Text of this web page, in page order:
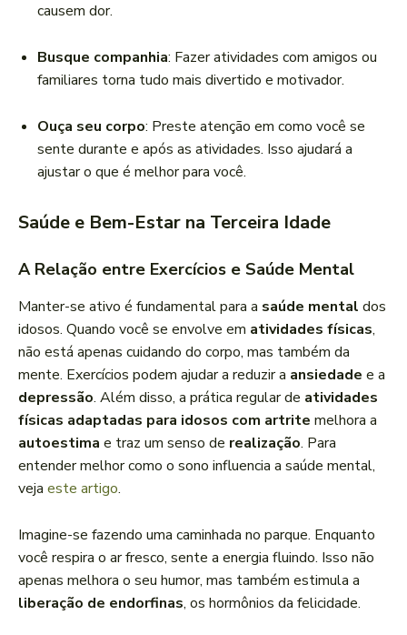
causem dor.
Busque companhia: Fazer atividades com amigos ou
familiares torna tudo mais divertido e motivador.
Ouça seu corpo: Preste atenção em como você se
sente durante e após as atividades. Isso ajudará a
ajustar o que é melhor para você.
Saúde e Bem-Estar na Terceira Idade
A Relação entre Exercícios e Saúde Mental
Manter-se ativo é fundamental para a saúde mental dos
idosos. Quando você se envolve em atividades físicas,
não está apenas cuidando do corpo, mas também da
mente. Exercícios podem ajudar a reduzir a ansiedade e a
depressão. Além disso, a prática regular de atividades
físicas adaptadas para idosos com artrite melhora a
autoestima e traz um senso de realização. Para
entender melhor como o sono influencia a saúde mental,
veja este artigo.
Imagine-se fazendo uma caminhada no parque. Enquanto
você respira o ar fresco, sente a energia fluindo. Isso não
apenas melhora o seu humor, mas também estimula a
liberação de endorfinas, os hormônios da felicidade.